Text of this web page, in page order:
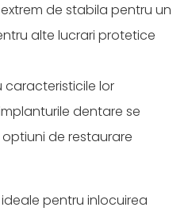
de stabila pentru un
alte lucrari protetice
lor
dentare se
de restaurare
pentru inlocuirea